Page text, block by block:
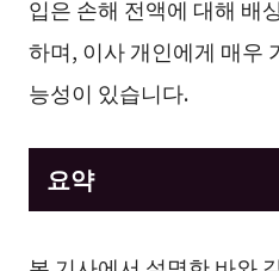
입은 손해 전액에 대해 배
하며, 이사 개인에게 매우
능성이 있습니다.
요약